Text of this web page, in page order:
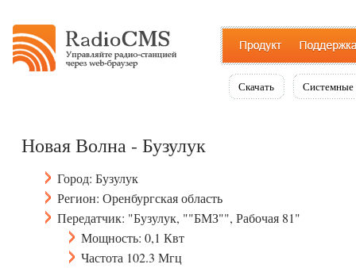
Скачать Системные
Новая Волна - Бузулук
Город: Бузулук
Регион: Оренбургская область
Передатчик: "Бузулук, ""БМЗ"", Рабочая 81"
Мощность: 0,1 Квт
Частота 102.3 Мгц